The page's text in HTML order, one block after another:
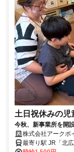
土日祝休みの児
今秋、新事業所を開
み◎株式会社アークボ
最寄り駅 JR「北